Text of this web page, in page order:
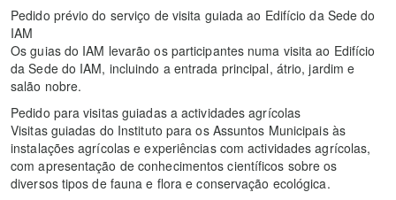
Pedido prévio do serviço de visita guiada ao Edifício da Sede do
IAM
Os guias do IAM levarão os participantes numa visita ao Edifício
da Sede do IAM, incluindo a entrada principal, átrio, jardim e
salão nobre.
Pedido para visitas guiadas a actividades agrícolas
Visitas guiadas do Instituto para os Assuntos Municipais às
instalações agrícolas e experiências com actividades agrícolas,
com apresentação de conhecimentos científicos sobre os
diversos tipos de fauna e flora e conservação ecológica.